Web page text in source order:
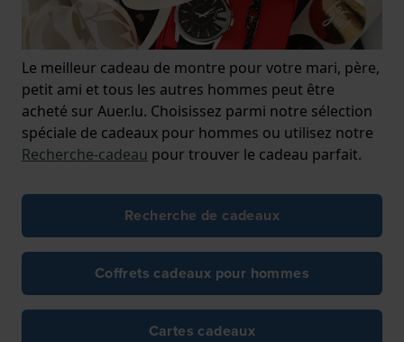
Le meilleur cadeau de montre pour votre mari, père,
petit ami et tous les autres hommes peut être
acheté sur Auer.lu. Choisissez parmi notre sélection
spéciale de cadeaux pour hommes ou utilisez notre
Recherche-cadeau pour trouver le cadeau parfait.
Recherche de cadeaux
Coffrets cadeaux pour hommes
Cartes cadeaux